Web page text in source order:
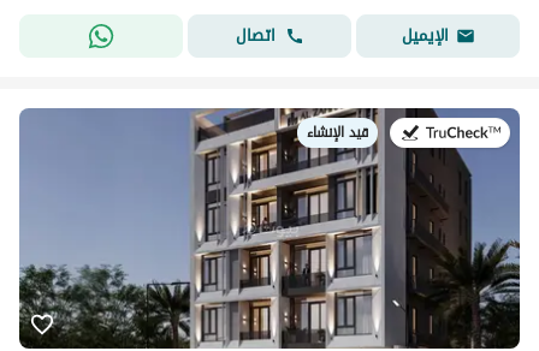
الإيميل
اتصال
في:قيد الإنشاء